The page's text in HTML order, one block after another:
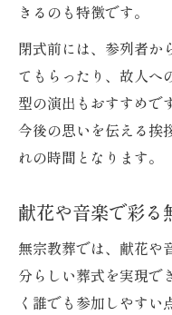
きるのも特徴です。
閉式前には、参列者か
てもらったり、故人へ
型の演出もおすすめで
今後の思いを伝える挨
れの時間となります。
献花や音楽で彩る
無宗教葬では、献花や
分らしい葬式を実現で
く誰でも参加しやすい